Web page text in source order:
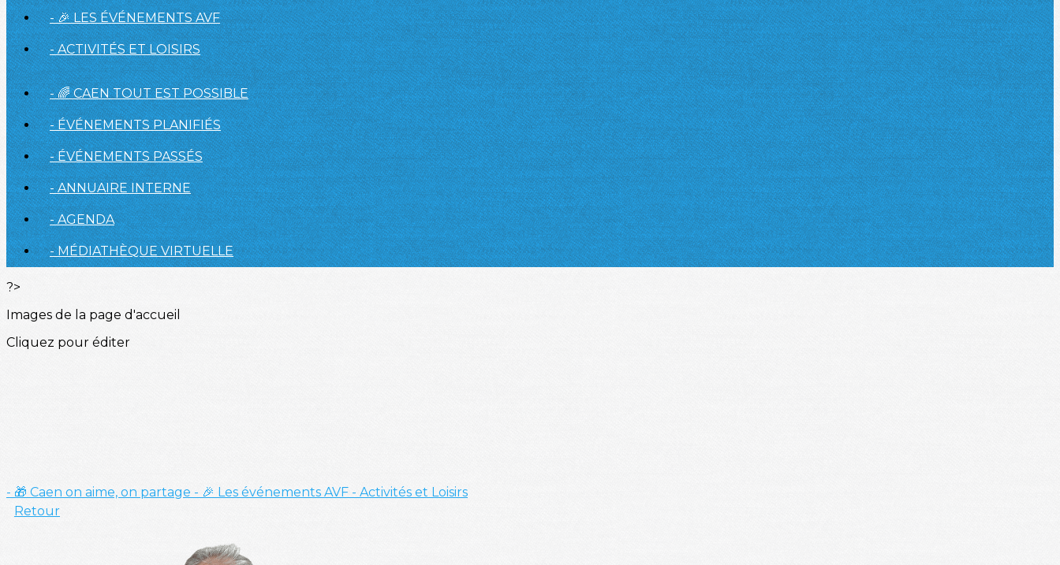
- 🎉 LES ÉVÉNEMENTS AVF
- ACTIVITÉS ET LOISIRS
- 🌈 CAEN TOUT EST POSSIBLE
- ÉVÉNEMENTS PLANIFIÉS
- ÉVÉNEMENTS PASSÉS
- ANNUAIRE INTERNE
- AGENDA
- MÉDIATHÈQUE VIRTUELLE
?>
Images de la page d'accueil
Cliquez pour éditer
- 🎁 Caen on aime, on partage - 🎉 Les événements AVF - Activités et Loisirs
Retour